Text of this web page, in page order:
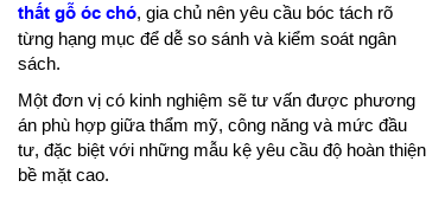
thất gỗ óc chó, gia chủ nên yêu cầu bóc tách rõ
từng hạng mục để dễ so sánh và kiểm soát ngân
sách.
Một đơn vị có kinh nghiệm sẽ tư vấn được phương
án phù hợp giữa thẩm mỹ, công năng và mức đầu
tư, đặc biệt với những mẫu kệ yêu cầu độ hoàn thiện
bề mặt cao.